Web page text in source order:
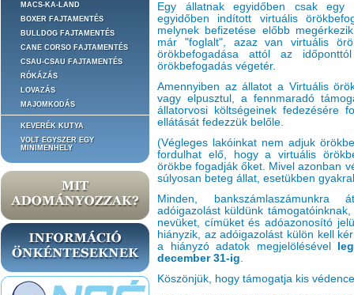
MACS-KA-LAND
BOXER FAJTAMENTÉS
BULLDOG FAJTAMENTÉS
CANE CORSO FAJTAMENTÉS
CSAU-CSAU FAJTAMENTÉS
RÓKÁZÁS
LOVAZÁS
MAJOMKODÁS
KEVERÉK KUTYA
VOLT EGYSZER EGY
MINIMENHELY
Egy állatnak egyidőben csak egy
egyidőben indított virtuális
melynek befizetése előbb
már "foglalt", azaz van virtuális
örökbefogadása attól az
örökbefogadás végetér.
Amennyiben az állatot a Virtuális
vagy elpusztul, a fennmaradó
állatorvosi költségeinek fedezésére
ellátását fedezzük belőle.
(Végleges lakóinkat nem adjuk
fordulhat elő, hogy a virtuális
örökbe fogadják őket. Mivel azonban
súlyosan beteg állat, esetükben
Minden, bankszámlaszámunkra
adóigazolást küldünk
nevüket, címüket és adóazonosító
hiányzik, az adóigazolást külön kell
a hiányzó adatok megjelölésével
december 31-ig.
Köszönjük, hogy támogatja kis